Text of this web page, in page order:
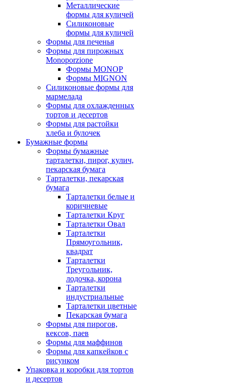
Металлические
формы для куличей
Силиконовые
формы для куличей
Формы для печенья
Формы для пирожных
Monoporzione
Формы MONOP
Формы MIGNON
Силиконовые формы для
мармелада
Формы для oхлажденных
тортов и десертов
Формы для растойки
хлеба и булочек
Бумажные формы
Формы бумажные
тарталетки, пирог, кулич,
пекарская бумага
Тарталетки, пекарская
бумага
Тарталетки белые и
коричневые
Тарталетки Круг
Тарталетки Овал
Тарталетки
Прямоугольник,
квадрат
Тарталетки
Треугольник,
лодочка, корона
Тарталетки
индустриальные
Тарталетки цветные
Пекарская бумага
Формы для пирогов,
кексов, паев
Формы для маффинов
Формы для капкейков с
рисунком
Упаковка и коробки для тортов
и десертов